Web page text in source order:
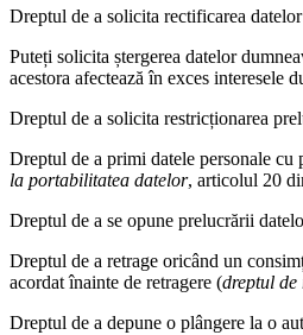
Dreptul de a solicita rectificarea
Puteți solicita ștergerea datelor
acestora afectează în exces interesele
Dreptul de a solicita restricționarea
Dreptul de a primi datele personale
la portabilitatea datelor, articolul 20
Dreptul de a se opune prelucrării
Dreptul de a retrage oricând un
acordat înainte de retragere (dreptul de
Dreptul de a depune o plângere la o